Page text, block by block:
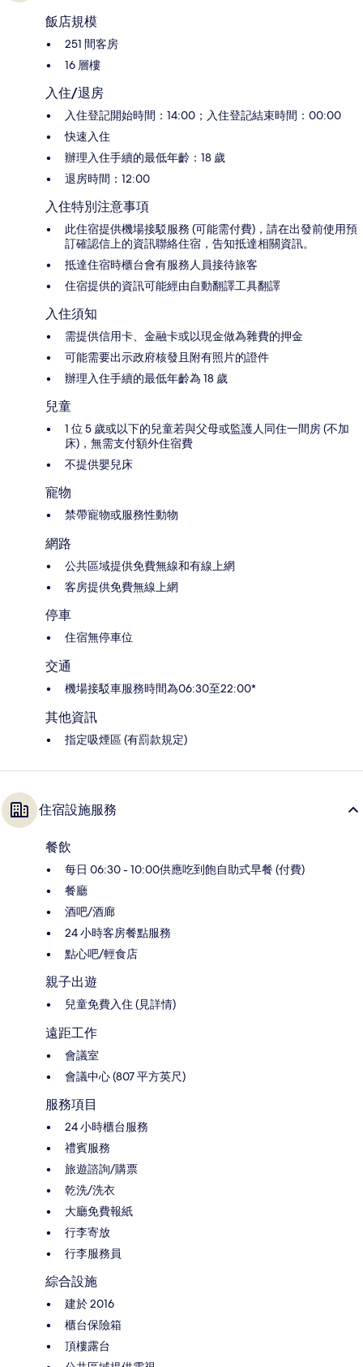
飯店規模
251 間客房
16 層樓
入住/退房
入住登記開始時間：14:00；入住登記結束時間：00:00
快速入住
辦理入住手續的最低年齡：18 歲
退房時間：12:00
入住特別注意事項
此住宿提供機場接駁服務 (可能需付費)，請在出發前使用預
訂確認信上的資訊聯絡住宿，告知抵達相關資訊。
抵達住宿時櫃台會有服務人員接待旅客
住宿提供的資訊可能經由自動翻譯工具翻譯
入住須知
需提供信用卡、金融卡或以現金做為雜費的押金
可能需要出示政府核發且附有照片的證件
辦理入住手續的最低年齡為 18 歲
兒童
1 位 5 歲或以下的兒童若與父母或監護人同住一間房 (不加
床)，無需支付額外住宿費
不提供嬰兒床
寵物
禁帶寵物或服務性動物
網路
公共區域提供免費無線和有線上網
客房提供免費無線上網
停車
住宿無停車位
交通
機場接駁車服務時間為06:30至22:00*
其他資訊
指定吸煙區 (有罰款規定)
住宿設施服務
餐飲
每日 06:30 - 10:00供應吃到飽自助式早餐 (付費)
餐廳
酒吧/酒廊
24 小時客房餐點服務
點心吧/輕食店
親子出遊
兒童免費入住 (見詳情)
遠距工作
會議室
會議中心 (807 平方英尺)
服務項目
24 小時櫃台服務
禮賓服務
旅遊諮詢/購票
乾洗/洗衣
大廳免費報紙
行李寄放
行李服務員
綜合設施
建於 2016
櫃台保險箱
頂樓露台